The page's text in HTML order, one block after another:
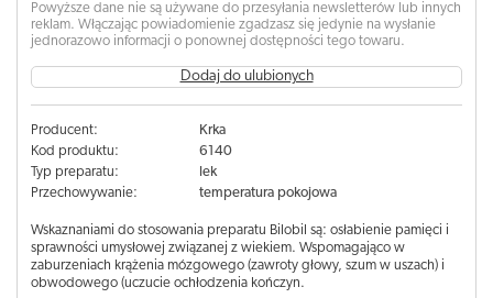
Powyższe dane nie są używane do przesyłania newsletterów lub innych
reklam. Włączając powiadomienie zgadzasz się jedynie na wysłanie
jednorazowo informacji o ponownej dostępności tego towaru.
Dodaj do ulubionych
Producent:
Krka
Kod produktu:
6140
Typ preparatu:
lek
Przechowywanie:
temperatura pokojowa
Wskaznaniami do stosowania preparatu Bilobil są: osłabienie pamięci i
sprawności umysłowej związanej z wiekiem. Wspomagająco w
zaburzeniach krążenia mózgowego (zawroty głowy, szum w uszach) i
obwodowego (uczucie ochłodzenia kończyn.